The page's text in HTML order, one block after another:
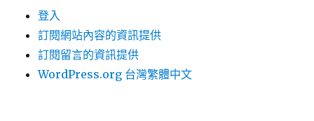
登入
訂閱網站內容的資訊提供
訂閱留言的資訊提供
WordPress.org 台灣繁體中文